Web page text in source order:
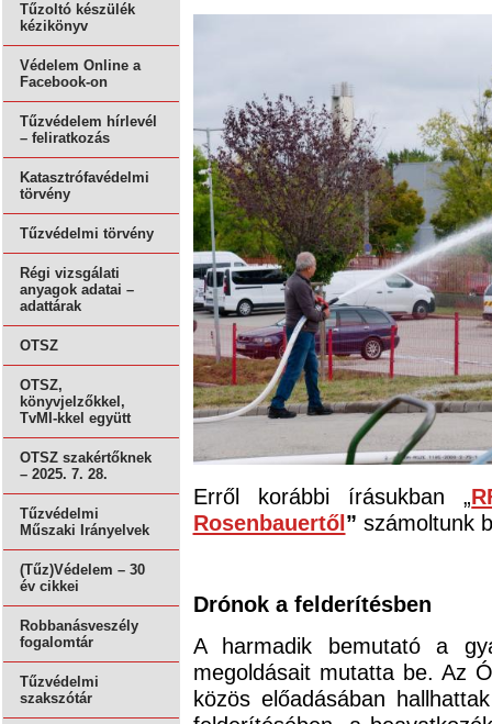
Tűzoltó készülék
kézikönyv
Védelem Online a
Facebook-on
Tűzvédelem hírlevél
– feliratkozás
Katasztrófavédelmi
törvény
Tűzvédelmi törvény
Régi vizsgálati
anyagok adatai –
adattárak
OTSZ
OTSZ,
könyvjelzőkkel,
TvMI-kkel együtt
OTSZ szakértőknek
– 2025. 7. 28.
Tűzvédelmi
Műszaki Irányelvek
(Tűz)Védelem – 30
év cikkei
Robbanásveszély
fogalomtár
Tűzvédelmi
szakszótár
Erről korábbi írásukban „
Rosenbauertől” számoltunk
Drónok a felderítésben
A harmadik bemutató a
megoldásait mutatta be. Az
közös előadásában